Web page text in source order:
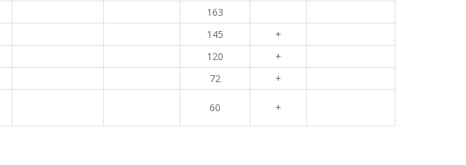
163
145
+
120
+
72 +
60 +